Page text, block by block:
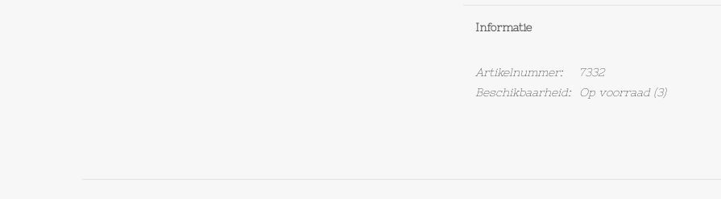
Informatie
Artikelnummer:
7332
Beschikbaarheid:
Op voorraad(3)